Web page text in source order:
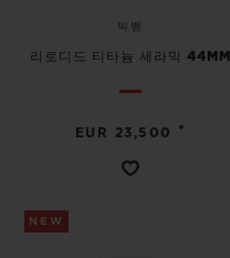
빅뱅
리로디드 티타늄 세라믹 44MM
EUR 23,500 •
NEW